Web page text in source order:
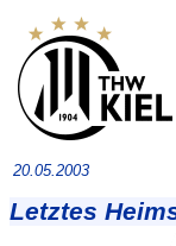
20.05.2003
Letztes